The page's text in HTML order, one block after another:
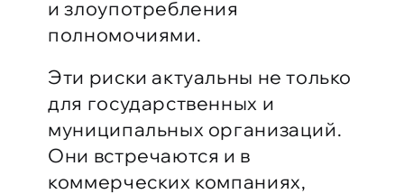
и злоупотребления
полномочиями.
Эти риски актуальны не только
для государственных и
муниципальных организаций.
Они встречаются и в
коммерческих компаниях,